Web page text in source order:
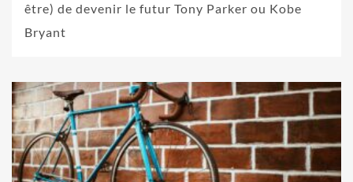
être) de devenir le futur Tony Parker ou Kobe
Bryant